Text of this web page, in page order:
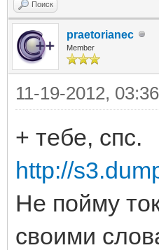
Поиск
praetorianec
Member
11-19-2012,
+ тебе, спс.
http://
Не пойму
своими